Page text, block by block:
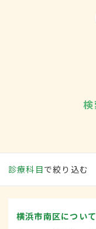
診療科目で絞り込む
横浜市南区について